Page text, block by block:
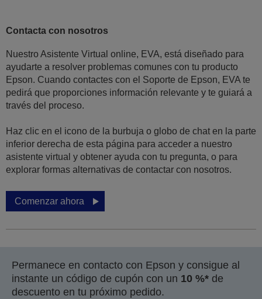
Contacta con nosotros
Nuestro Asistente Virtual online, EVA, está diseñado para
ayudarte a resolver problemas comunes con tu producto
Epson. Cuando contactes con el Soporte de Epson, EVA te
pedirá que proporciones información relevante y te guiará a
través del proceso.
Haz clic en el icono de la burbuja o globo de chat en la parte
inferior derecha de esta página para acceder a nuestro
asistente virtual y obtener ayuda con tu pregunta, o para
explorar formas alternativas de contactar con nosotros.
Comenzar ahora
Permanece en contacto con Epson y consigue al
instante un código de cupón con un 10 %* de
descuento en tu próximo pedido.